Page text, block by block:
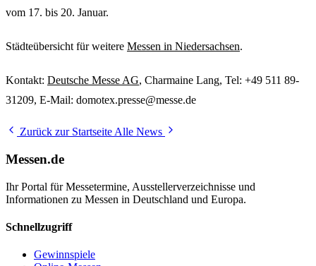
vom 17. bis 20. Januar.
Städteübersicht für weitere Messen in Niedersachsen.
Kontakt: Deutsche Messe AG, Charmaine Lang, Tel: +49 511 89-
31209, E-Mail: domotex.presse@messe.de
Zurück zur Startseite Alle News
Messen.de
Ihr Portal für Messetermine, Ausstellerverzeichnisse und
Informationen zu Messen in Deutschland und Europa.
Schnellzugriff
Gewinnspiele